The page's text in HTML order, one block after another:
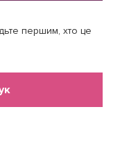
першим, хто це